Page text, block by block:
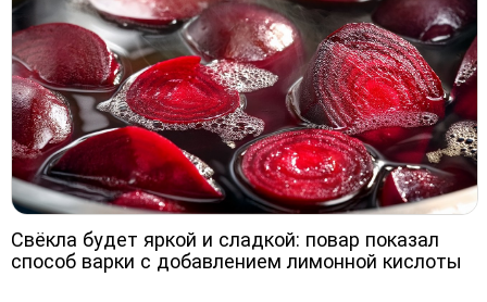
Свёкла будет яркой и сладкой: повар показал
способ варки с добавлением лимонной кислоты